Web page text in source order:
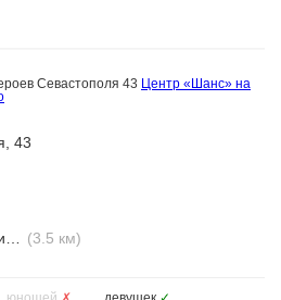
Севастополя 43 Центр «Шанс» на
43
(3.5 км)